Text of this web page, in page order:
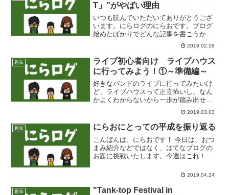
T」”がやばい理由
いつも読んでいただいてありがとうござ
います。にらログのにらおです。ブログ
始めたばかりでどんな記事を書こうか迷
走しておりますが、今回は私の好きなバ
ンドをご紹介したいと思います。 好きな
バンド第一弾ヤバイTシャツ屋さん につ
いて書いていきます。...
2019.02.28
趣味
ライブ初心者向け ライブハウス
に行ってみよう！①～準備編～
好きなバンドのライブに行ってみたいけ
ど、ライブハウスって正直怖いし、なん
かよくわからないから一歩が踏み出せな
い・・・ こんにちは、にらおです。前回
の記事でおすすめバンド紹介第一弾「ヤ
バイTシャツ屋さん」について書きまし
た。www.nirao...
2019.03.03
趣味 にらおにとっての平成を振り返る
こんばんは、にらおです！ 今日は、おつ
まみ紹介などではなく、はてなブログの
お題に挑戦いたします。今週はこれ！今
改正が来週に迫ってきました。にらおに
つらと書いていきます！...
2019.04.24
趣味
"Tank-top Festival in